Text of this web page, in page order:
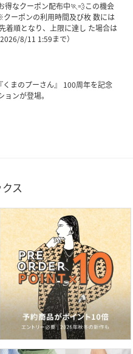
得なクーポン配布中🏃💨この機会
ーポンの利用時間及び枚 数には
着順となり、上限に達し た場合は
8/11 1:59まで）
まのプーさん』 100周年を記念
ンが登場。
ス